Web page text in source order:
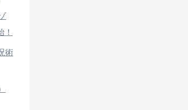
術